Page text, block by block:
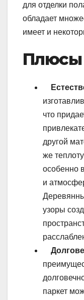
для отделки
обладает
имеет и
Плюсы
что
другой
же
особенно
и
узоры
паркет